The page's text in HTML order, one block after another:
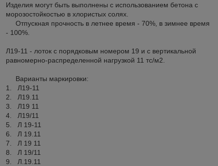
Изделия могут быть выполнены с использованием бетона с
морозостойкостью в хлористых солях.
Отпускная прочность в летнее время - 70%, в зимнее время
- 100%.
Л19-11 - лоток с порядковым номером 19 и с вертикальной
равномерно-распределенной нагрузкой 11 тс/м2
Варианты маркировки:
1. Л19-11
2. Л19.11
3. Л19 11
4. Л19/11
5. Л 19-11
6. Л 19.11
7. Л 19 11
8. Л 19/11
9. Л.19.11